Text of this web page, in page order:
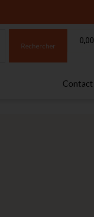
Rechercher
0,00
Contact